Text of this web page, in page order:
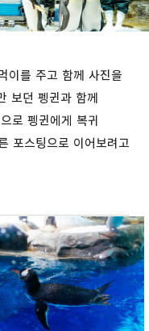
이를 주고 함께 사진을
보던 펭귄과 함께
로 펭귄에게 복귀
포스팅으로 이어보려고